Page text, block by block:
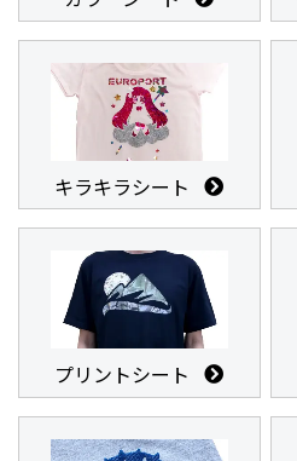
キラキラシート
プリントシート